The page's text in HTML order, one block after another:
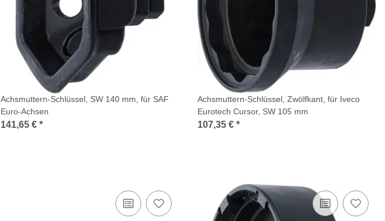
Achsmuttern-Schlüssel, SW 140 mm, für SAF
Euro-Achsen
141,65 € *
Achsmuttern-Schlüssel, Zwölfkant, für Iveco
Eurotech Cursor, SW 105 mm
107,35 € *